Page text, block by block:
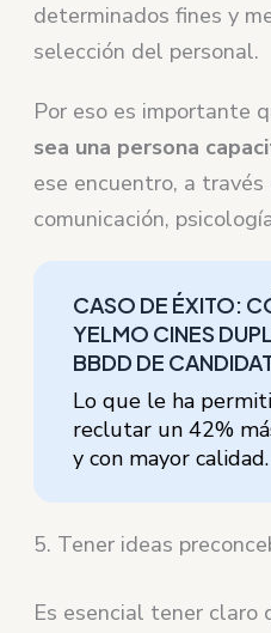
determinados fines y
selección del personal.
Por eso es importante
sea una persona
ese encuentro, a
comunicación,
CASO DE ÉXITO:
YELMO CINES
BBDD DE
Lo que le ha
reclutar un 42%
y con mayor calidad.
5. Tener ideas
Es esencial tener claro